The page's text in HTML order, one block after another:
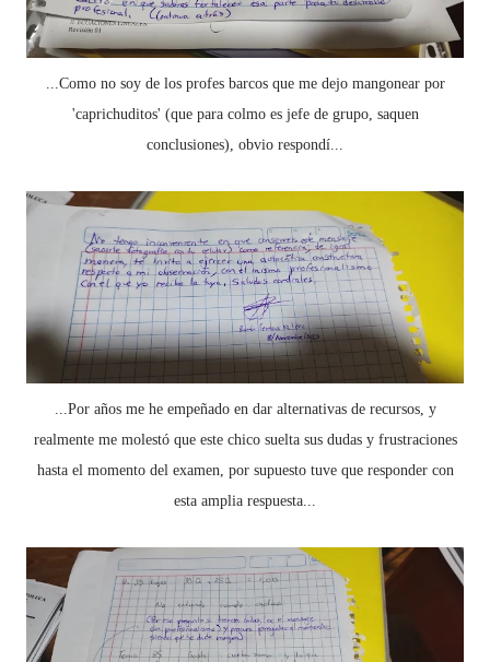
...Como no soy de los profes barcos que me dejo mangonear por
'caprichuditos' (que para colmo es jefe de grupo, saquen
conclusiones), obvio respondí...
...Por años me he empeñado en dar alternativas de recursos, y
realmente me molestó que este chico suelta sus dudas y frustraciones
hasta el momento del examen, por supuesto tuve que responder con
esta amplia respuesta...